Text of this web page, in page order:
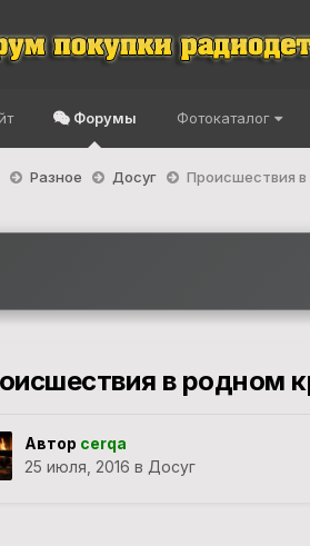
Форумы Фотокаталог
Разное Досуг Происшествия
в родном
Автор cerqa
25 июля, 2016 в Досуг